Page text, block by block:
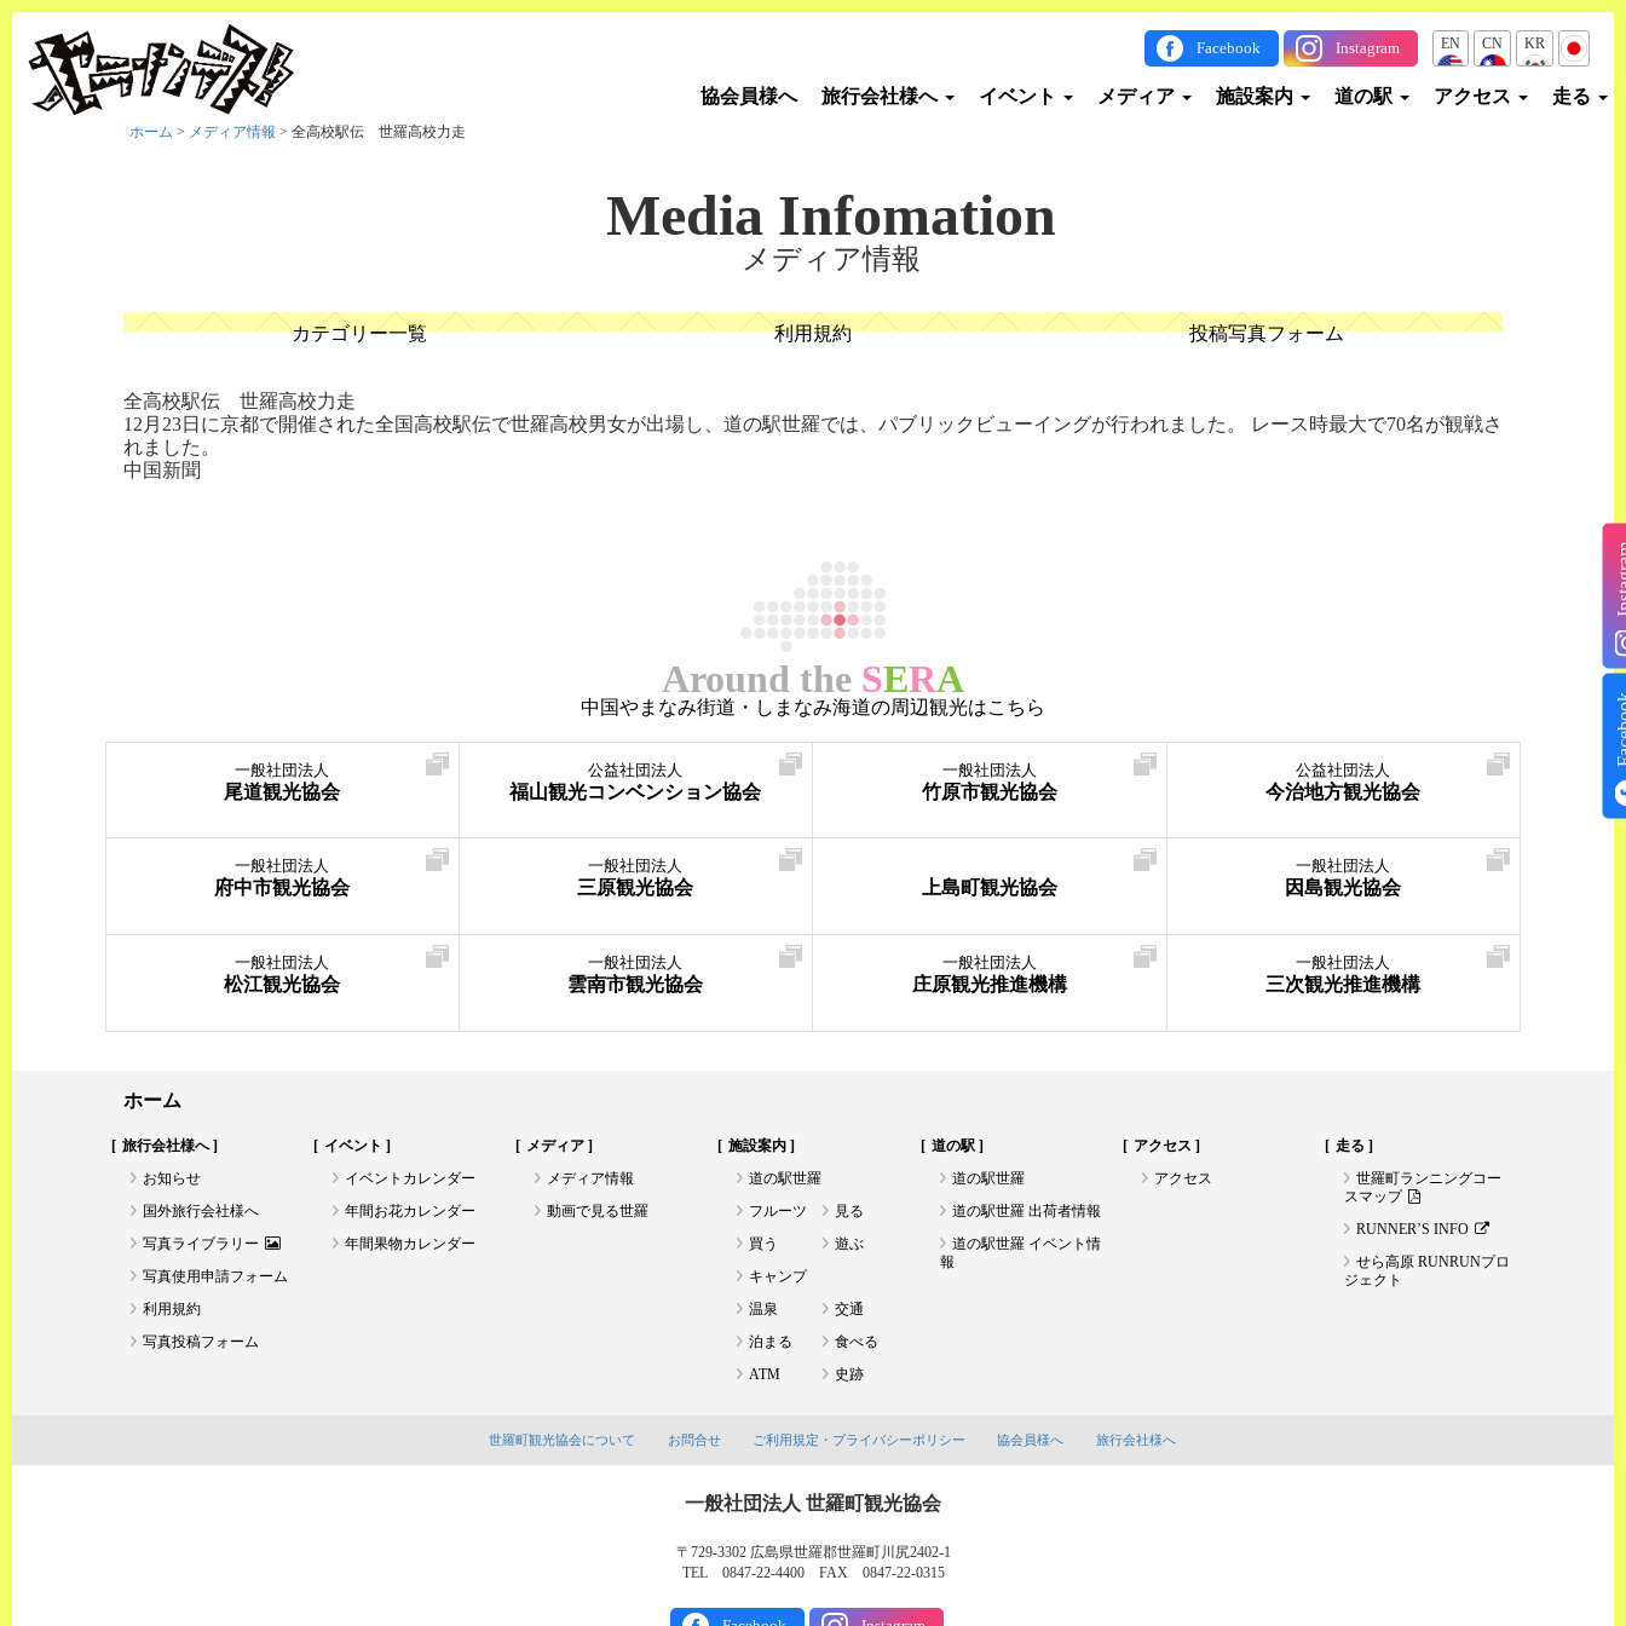
Facebook Instagram EN CN KR JP
協会員様へ 旅行会社様へ イベント メディア 施設案内 道の駅 アクセス 走る
ホーム > メディア情報 > 全高校駅伝 世羅高校力走
Media Infomation
メディア情報
カテゴリー一覧 利用規約 投稿写真フォーム
全高校駅伝 世羅高校力走
12月23日に京都で開催された全国高校駅伝で世羅高校男女が出場し、道の駅世羅では、パブリックビューイングが行われました。 レース時最大で70名が観戦さ
れました。
中国新聞
Around the SERA
中国やまなみ街道・しまなみ海道の周辺観光はこちら
一般社団法人
尾道観光協会
公益社団法人
福山観光コンベンション協会
一般社団法人
竹原市観光協会
公益社団法人
今治地方観光協会
一般社団法人
府中市観光協会
一般社団法人
三原観光協会 上島町観光協会
一般社団法人
因島観光協会
一般社団法人
松江観光協会
一般社団法人
雲南市観光協会
一般社団法人
庄原観光推進機構
一般社団法人
三次観光推進機構
ホーム
旅行会社様へ
お知らせ
国外旅行会社様へ
写真ライブラリー
写真使用申請フォーム
利用規約
写真投稿フォーム
イベント
イベントカレンダー
年間お花カレンダー
年間果物カレンダー
メディア
メディア情報
動画で見る世羅
施設案内
道の駅世羅
フルーツ
見る
買う
遊ぶ
キャンプ
温泉
交通
泊まる
食べる
ATM
史跡
道の駅
道の駅世羅
道の駅世羅 出荷者情報
道の駅世羅 イベント情
報
アクセス
アクセス
走る
世羅町ランニングコー
スマップ
RUNNER’S INFO
せら高原 RUNRUNプロ
ジェクト
世羅町観光協会について お問合せ ご利用規定・プライバシーポリシー 協会員様へ 旅行会社様へ
一般社団法人 世羅町観光協会
〒729-3302 広島県世羅郡世羅町川尻2402-1
TEL 0847-22-4400 FAX 0847-22-0315